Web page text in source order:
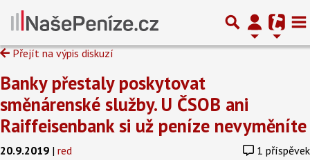
Přejít na výpis diskuzí
Banky přestaly poskytovat
směnárenské služby. U ČSOB ani
Raiffeisenbank si už peníze nevyměníte
20.9.2019 | red 1 příspěvek